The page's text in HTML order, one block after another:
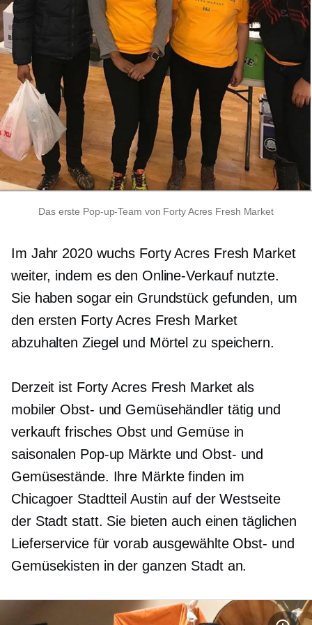
Das erste Pop-up-Team von Forty Acres Fresh Market
Im Jahr 2020 wuchs Forty Acres Fresh Market
weiter, indem es den Online-Verkauf nutzte.
Sie haben sogar ein Grundstück gefunden, um
den ersten Forty Acres Fresh Market
abzuhalten Ziegel und Mörtel zu speichern.
Derzeit ist Forty Acres Fresh Market als
mobiler Obst- und Gemüsehändler tätig und
verkauft frisches Obst und Gemüse in
saisonalen Pop-up Märkte und Obst- und
Gemüsestände. Ihre Märkte finden im
Chicagoer Stadtteil Austin auf der Westseite
der Stadt statt. Sie bieten auch einen täglichen
Lieferservice für vorab ausgewählte Obst- und
Gemüsekisten in der ganzen Stadt an.